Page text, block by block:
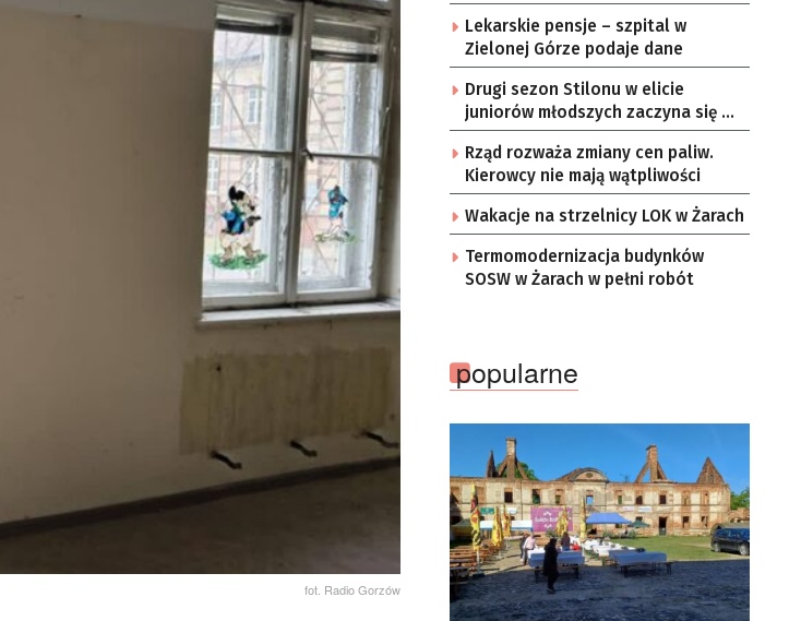
fot. Radio Gorzów
Lekarskie pensje – szpital w
Zielonej Górze podaje dane
Drugi sezon Stilonu w elicie
juniorów młodszych zaczyna się w
sobotę
Rząd rozważa zmiany cen paliw.
Kierowcy nie mają wątpliwości
Wakacje na strzelnicy LOK w Żarach
Termomodernizacja budynków
SOSW w Żarach w pełni robót
popularne